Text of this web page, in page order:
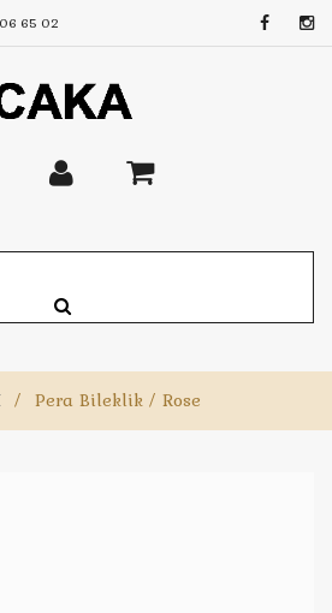
65 02
/ Pera Bileklik / Rose